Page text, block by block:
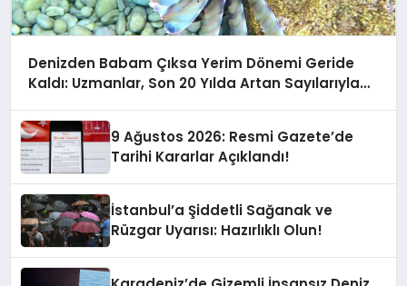
Denizden Babam Çıksa Yerim Dönemi Geride
Kaldı: Uzmanlar, Son 20 Yılda Artan Sayılarıyla
9 Ağustos 2026: Resmi Gazete’de
Tarihi Kararlar Açıklandı!
İstanbul’a Şiddetli Sağanak ve
Rüzgar Uyarısı: Hazırlıklı Olun!